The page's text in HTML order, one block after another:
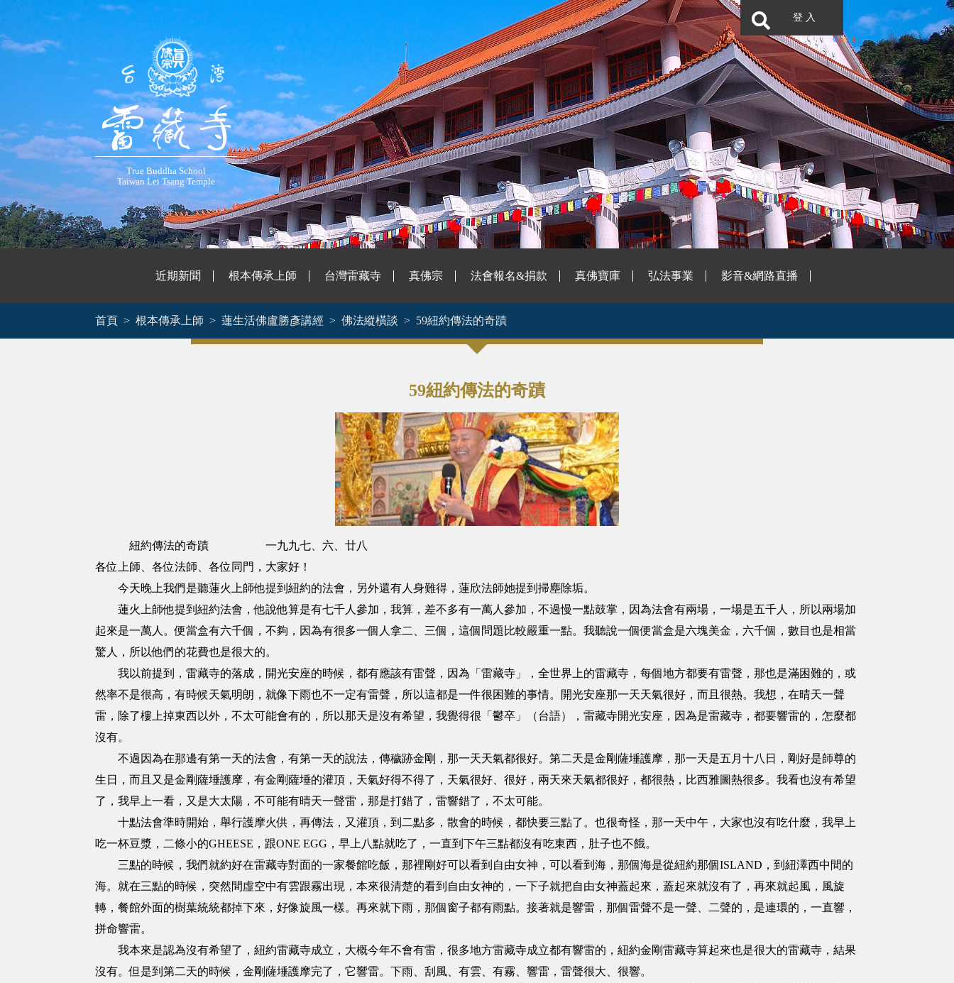
登 入
True Buddha School
Taiwan Lei Tsang Temple
近期新聞 根本傳承上師 台灣雷藏寺 真佛宗 法會報名&捐款 真佛寶庫 弘法事業 影音&網路直播
首頁 根本傳承上師 蓮生活佛盧勝彥講經 佛法縱橫談 59紐約傳法的奇蹟
59紐約傳法的奇蹟
紐約傳法的奇蹟 一九九七、六、廿八
各位上師、各位法師、各位同門，大家好！
今天晚上我們是聽蓮火上師他提到紐約的法會，另外還有人身難得，蓮欣法師她提到掃塵除垢。
蓮火上師他提到紐約法會，他說他算是有七千人參加，我算，差不多有一萬人參加，不過慢一點鼓掌，因為法會有兩場，一場是五千人，所以兩場加
起來是一萬人。便當盒有六千個，不夠，因為有很多一個人拿二、三個，這個問題比較嚴重一點。我聽說一個便當盒是六塊美金，六千個，數目也是相當
驚人，所以他們的花費也是很大的。
我以前提到，雷藏寺的落成，開光安座的時候，都有應該有雷聲，因為「雷藏寺」，全世界上的雷藏寺，每個地方都要有雷聲，那也是滿困難的，或
然率不是很高，有時候天氣明朗，就像下雨也不一定有雷聲，所以這都是一件很困難的事情。開光安座那一天天氣很好，而且很熱。我想，在晴天一聲
雷，除了樓上掉東西以外，不太可能會有的，所以那天是沒有希望，我覺得很「鬱卒」（台語），雷藏寺開光安座，因為是雷藏寺，都要響雷的，怎麼都
沒有。
不過因為在那邊有第一天的法會，有第一天的說法，傳穢跡金剛，那一天天氣都很好。第二天是金剛薩埵護摩，那一天是五月十八日，剛好是師尊的
生日，而且又是金剛薩埵護摩，有金剛薩埵的灌頂，天氣好得不得了，天氣很好、很好，兩天來天氣都很好，都很熱，比西雅圖熱很多。我看也沒有希望
了，我早上一看，又是大太陽，不可能有晴天一聲雷，那是打錯了，雷響錯了，不太可能。
十點法會準時開始，舉行護摩火供，再傳法，又灌頂，到二點多，散會的時候，都快要三點了。也很奇怪，那一天中午，大家也沒有吃什麼，我早上
吃一杯豆漿，二條小的GHEESE，跟ONE EGG，早上八點就吃了，一直到下午三點都沒有吃東西，肚子也不餓。
三點的時候，我們就約好在雷藏寺對面的一家餐館吃飯，那裡剛好可以看到自由女神，可以看到海，那個海是從紐約那個ISLAND，到紐澤西中間的
海。就在三點的時候，突然間虛空中有雲跟霧出現，本來很清楚的看到自由女神的，一下子就把自由女神蓋起來，蓋起來就沒有了，再來就起風，風旋
轉，餐館外面的樹葉統統都掉下來，好像旋風一樣。再來就下雨，那個窗子都有雨點。接著就是響雷，那個雷聲不是一聲、二聲的，是連環的，一直響，
拼命響雷。
我本來是認為沒有希望了，紐約雷藏寺成立，大概今年不會有雷，很多地方雷藏寺成立都有響雷的，紐約金剛雷藏寺算起來也是很大的雷藏寺，結果
沒有。但是到第二天的時候，金剛薩埵護摩完了，它響雷。下雨、刮風、有雲、有霧、響雷，雷聲很大、很響。